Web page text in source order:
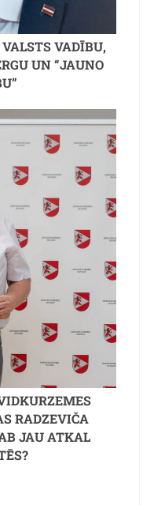
VADĪBU,
UN “JAUNO
RADZEVIČA
JAU ATKAL